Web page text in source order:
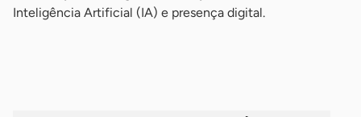
Inteligência Artificial (IA) e presença digital.